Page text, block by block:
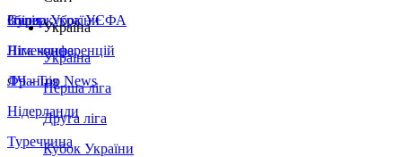
Збірна України
Італія
Німеччина
Франція
Нідерланди
Туреччина
Суперкубок УЄФА
Ліга конференцій
ЛЧ - Top News
Україна
Україна
Перша ліга
Друга ліга
Кубок України